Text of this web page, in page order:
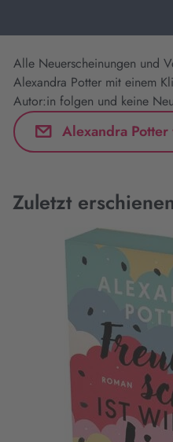
Alle Neuerscheinungen und
Alexandra Potter mit einem
Autor:in folgen und keine
Alexandra
Zuletzt